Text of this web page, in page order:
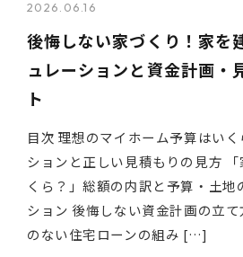
2026.06.16
後悔しない家づくり！家を
ュレーションと資金計画・
ト
目次 理想のマイホーム予算はい
ションと正しい見積もりの見方
くら？」総額の内訳と予算・土地
ション 後悔しない資金計画の立
のない住宅ローンの組み […]